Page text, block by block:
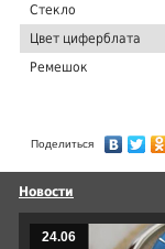
Стекло
Цвет циферблата
Ремешок
Поделиться
Новости
24.06